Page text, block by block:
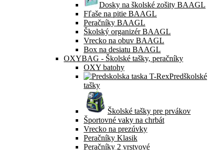
Dosky na školské zošity BAAGL
Fľaše na pitie BAAGL
Peračníky BAAGL
Školský organizér BAAGL
Vrecko na obuv BAAGL
Box na desiatu BAAGL
OXYBAG - Školské tašky, peračníky
OXY batohy
Predškolské
tašky
Školské tašky pre prvákov
Športovné vaky na chrbát
Vrecko na prezúvky
Peračníky Klasik
Peračníky 2 vrstvové